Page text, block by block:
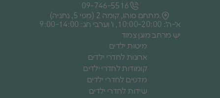
09‑746‑5516
מתחם סוהו, קומה 2 (מפי 5, נתניה).
א׳-ה׳: 10:00-20:00, ו׳ וערבי חג: 9:00-14:00
יש מרחב מוגן צמוד
מיטות ילדים
ארונות לחדרי ילדים
קומודות לחדרי ילדים
מדפים לחדרי ילדים
שידות לחדרי ילדים